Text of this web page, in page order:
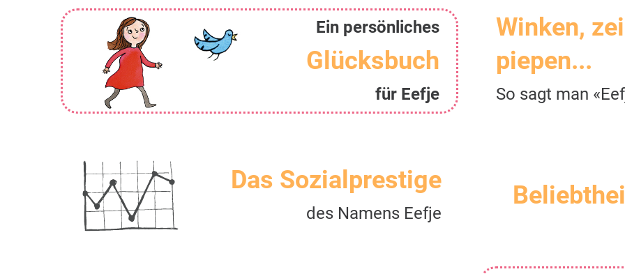
Ein persönliches
Glücksbuch
für Eefje
Winken,
piepen...
So sagt man
Das Sozialprestige
des Namens Eefje